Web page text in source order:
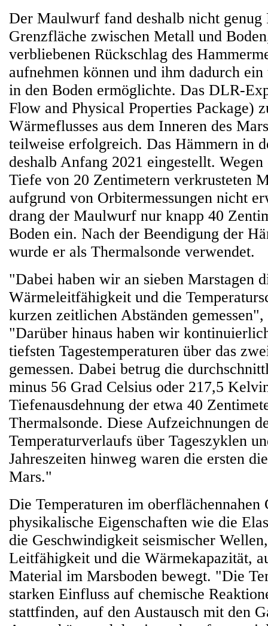
Der Maulwurf fand deshalb nicht genug
Grenzfläche zwischen Metall und
verbliebenen Rückschlag des
aufnehmen können und ihm dadurch
in den Boden ermöglichte. Das DLR-
Flow and Physical Properties Package)
Wärmeflusses aus dem Inneren des
teilweise erfolgreich. Das Hämmern in
deshalb Anfang 2021 eingestellt.
Tiefe von 20 Zentimetern verkrusteten
aufgrund von Orbitermessungen nicht
drang der Maulwurf nur knapp 40
Boden ein. Nach der Beendigung der
wurde er als Thermalsonde verwendet.
"Dabei haben wir an sieben Marstagen
Wärmeleitfähigkeit und die
kurzen zeitlichen Abständen
"Darüber hinaus haben wir
tiefsten Tagestemperaturen über das
gemessen. Dabei betrug die
minus 56 Grad Celsius oder 217,5
Tiefenausdehnung der etwa 40
Thermalsonde. Diese Aufzeichnungen
Temperaturverlaufs über Tageszyklen
Jahreszeiten hinweg waren die ersten
Mars."
Die Temperaturen im oberflächennahen
physikalische Eigenschaften wie die
die Geschwindigkeit seismischer
Leitfähigkeit und die Wärmekapazität,
Material im Marsboden bewegt. "Die
starken Einfluss auf chemische
stattfinden, auf den Austausch mit den